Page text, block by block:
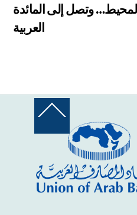
وتصل إلى المائدة
العربية
Back
Top